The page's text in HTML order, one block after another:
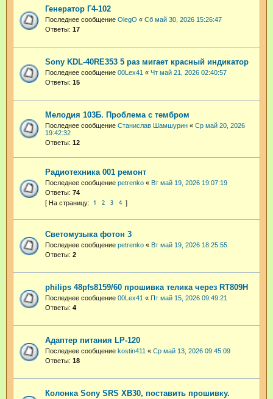
Генератор Г4-102
Последнее сообщение OlegO « Сб май 30, 2026 15:26:47
Ответы: 17
Sony KDL-40RE353 5 раз мигает красный индикатор
Последнее сообщение 00Lex41 « Чт май 21, 2026 02:40:57
Ответы: 15
Мелодия 103Б. Проблема с тембром
Последнее сообщение Станислав Шамшурин « Ср май 20, 2026
19:42:32
Ответы: 12
Радиотехника 001 ремонт
Последнее сообщение petrenko « Вт май 19, 2026 19:07:19
Ответы: 74
1 2 3 4
Светомузыка фотон 3
Последнее сообщение petrenko « Вт май 19, 2026 18:25:55
Ответы: 2
philips 48pfs8159/60 прошивка телика через RT809H
Последнее сообщение 00Lex41 « Пт май 15, 2026 09:49:21
Ответы: 4
Адаптер питания LP-120
Последнее сообщение kostin411 « Ср май 13, 2026 09:45:09
Ответы: 18
Колонка Sony SRS XB30, поставить прошивку.